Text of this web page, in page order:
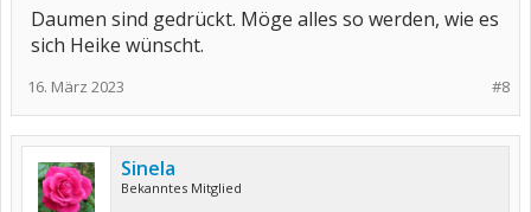
Daumen sind gedrückt. Möge alles so werden, wie es
sich Heike wünscht.
#8
16. März 2023
Sinela
Bekanntes Mitglied